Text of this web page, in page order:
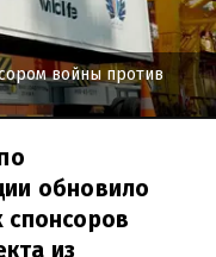
войны против
обновило
из